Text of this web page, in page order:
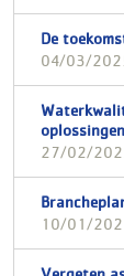
De
04/03/
oplossingen
27/02/
10/01/